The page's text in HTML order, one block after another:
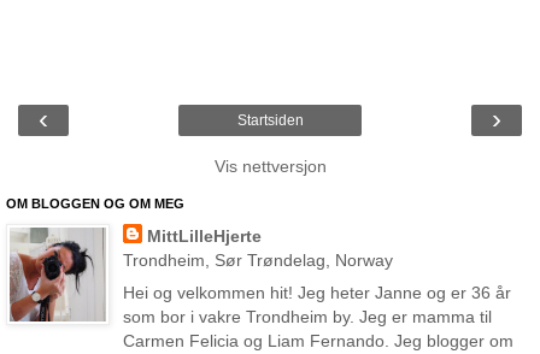
‹ ›
Startsiden
Vis nettversjon
OM BLOGGEN OG OM MEG
MittLilleHjerte
Trondheim, Sør Trøndelag, Norway
Hei og velkommen hit! Jeg heter Janne og er 36 år
som bor i vakre Trondheim by. Jeg er mamma til
Carmen Felicia og Liam Fernando. Jeg blogger om